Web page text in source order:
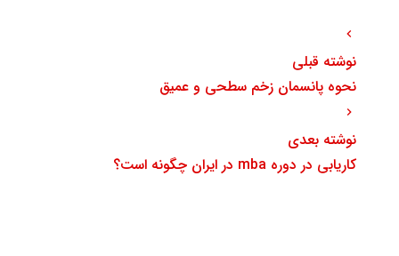
نوشته قبلی
نحوه پانسمان زخم سطحی و عمیق
نوشته بعدی
کاریابی در دوره mba در ایران چگونه است؟